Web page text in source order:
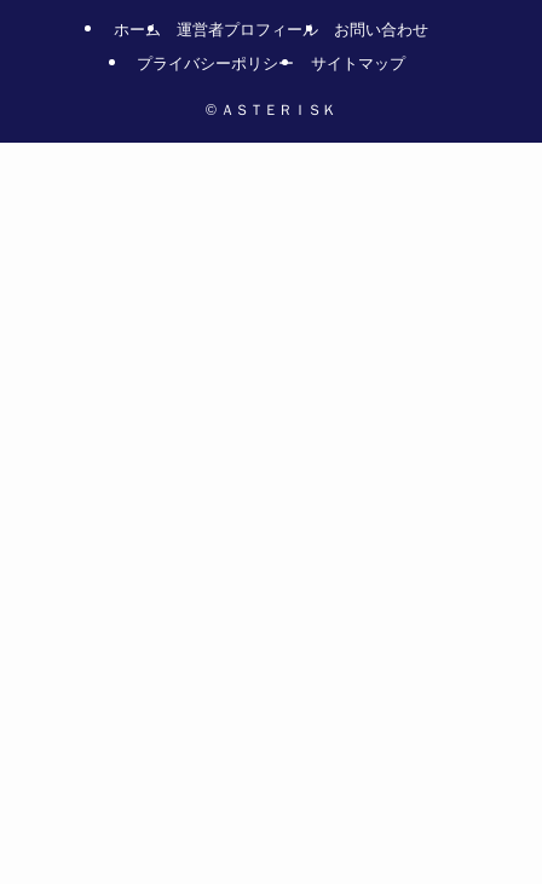
ホーム 運営者プロフィール
お問い合わせ
プライバシーポリシー
サイトマップ
© ＡＳＴＥＲＩＳＫ